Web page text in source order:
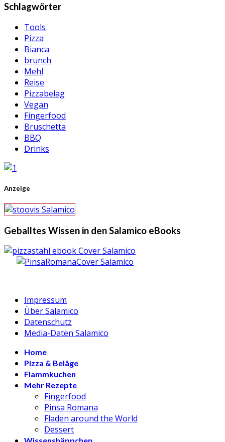
Schlagwörter
Tools
Pizza
Bianca
brunch
Mehl
Reise
Pizzabelag
Vegan
Fingerfood
Bruschetta
BBQ
Drinks
Anzeige
Geballtes Wissen in den Salamico eBooks
Impressum
Über Salamico
Datenschutz
Media-Daten Salamico
Home
Pizza & Beläge
Flammkuchen
Mehr Rezepte
Fingerfood
Pinsa Romana
Fladen around the World
Dessert